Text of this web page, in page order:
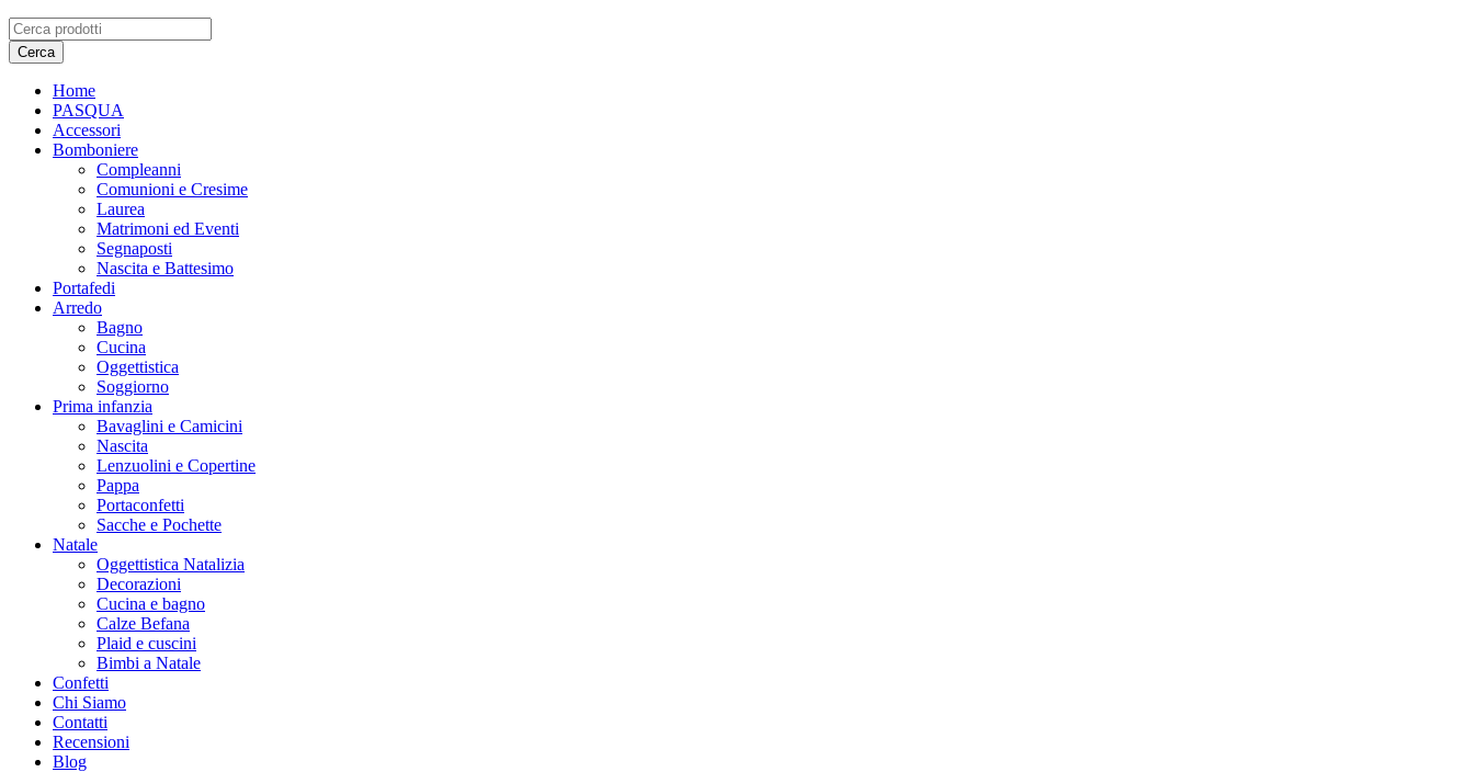
Home
PASQUA
Accessori
Bomboniere
Compleanni
Comunioni e Cresime
Laurea
Matrimoni ed Eventi
Segnaposti
Nascita e Battesimo
Portafedi
Arredo
Bagno
Cucina
Oggettistica
Soggiorno
Prima infanzia
Bavaglini e Camicini
Nascita
Lenzuolini e Copertine
Pappa
Portaconfetti
Sacche e Pochette
Natale
Oggettistica Natalizia
Decorazioni
Cucina e bagno
Calze Befana
Plaid e cuscini
Bimbi a Natale
Confetti
Chi Siamo
Contatti
Recensioni
Blog